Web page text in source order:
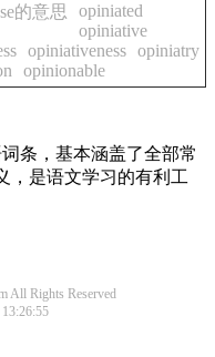
的意思
opiniated
opiniative
opiniativeness opiniatry
opinionable
条，基本涵盖了全部常
，是语文学习的有利工
All Rights Reserved